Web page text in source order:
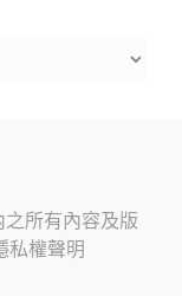
所有內容及版
私權聲明